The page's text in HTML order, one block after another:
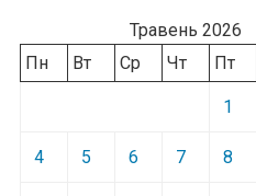
Травень 2026
Пн
Вт Ср Чт Пт
1
4 5 6 7 8